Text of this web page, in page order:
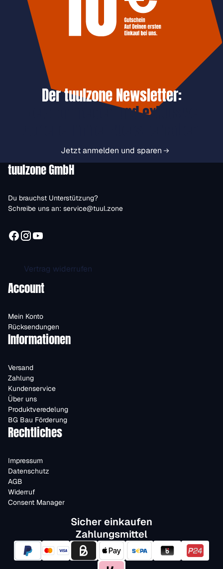
Der tuulzone Newsletter:
Jetzt anmelden und exklusive
Jetzt anmelden und sparen
tuulzone GmbH
Du brauchst Unterstützung?
Schreibe uns an: service@tuul.zone
Vertrag widerrufen
Account
Mein Konto
Rücksendungen
Informationen
Versand
Zahlung
Kundenservice
Über uns
Produktveredelung
BG Bau Förderung
Rechtliches
Impressum
Datenschutz
AGB
Widerruf
Consent Manager
Sicher einkaufen
Zahlungsmittel